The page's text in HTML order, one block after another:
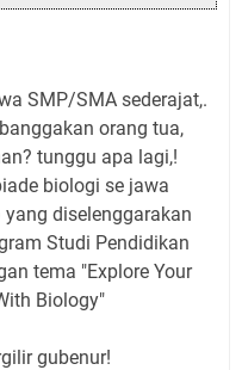
SMP/SMA sederajat,.
orang tua,
tunggu apa lagi,!
biologi se jawa
diselenggarakan
Studi Pendidikan
tema "Explore Your
Biology"
gubenur!